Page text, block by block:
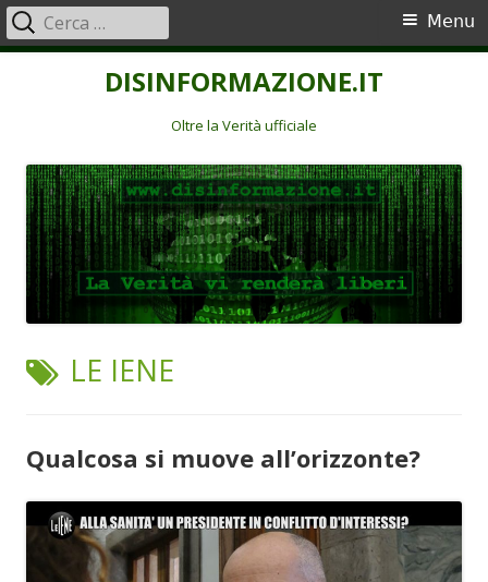
DISINFORMAZIONE.IT
Oltre la Verità ufficiale
Menu
principale
Menu
Ricerca
per:
TAG:
LE IENE
Qualcosa si muove all’orizzonte?